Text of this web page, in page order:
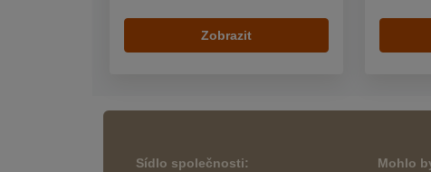
Zobrazit
Sídlo společnosti:
Mohlo